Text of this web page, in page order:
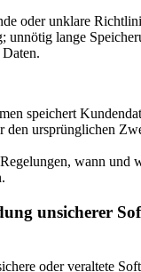
oder unklare
unnötig lange
Daten.
speichert
den ursprünglichen
wann und
unsicherer
oder veraltete